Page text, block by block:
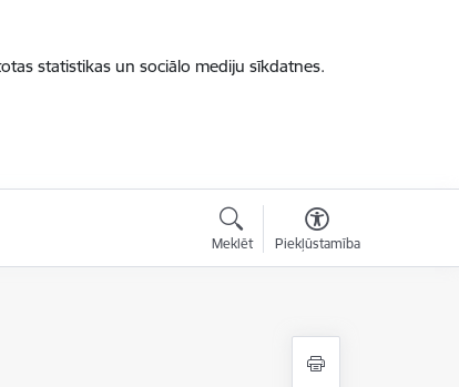
statistikas un sociālo mediju sīkdatnes.
Meklēt Piekļūstamība